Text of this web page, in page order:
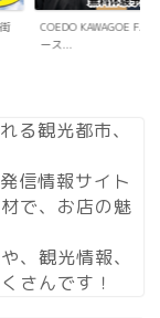
「Sky Walker 7058」
内ア...
る観光都市、
信情報サイト
で、お店の魅
、観光情報、
さんです！